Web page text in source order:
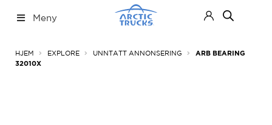
til
til
Meny
ut
HJEM EXPLORE UNNTATT ANNONSERING
ARB BEARING
32010X